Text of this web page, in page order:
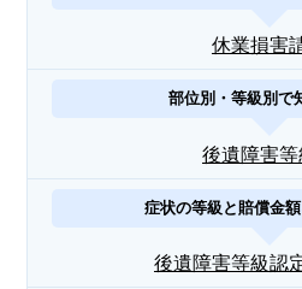
休業損害
部位別・等級別で
後遺障害等
症状の等級と賠償金
後遺障害等級認